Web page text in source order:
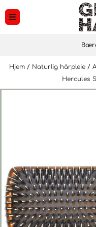
Hopp til innhold
Hjem / Naturlig hårpleie /
Hercules